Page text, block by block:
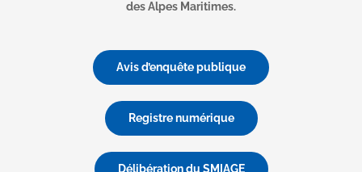
des Alpes Maritimes.
Avis d’enquête publique
Registre numérique
Délibération du SMIAGE